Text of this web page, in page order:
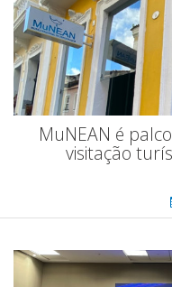
MuNEAN é
visitação